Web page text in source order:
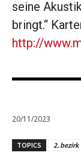
seine
bringt.“
http://
20/11/2023
TOPICS 2. bezirk